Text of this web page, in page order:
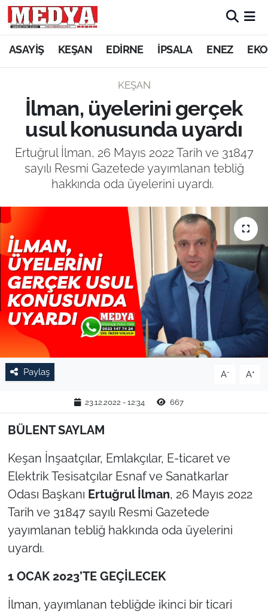
ASAYİŞ KEŞAN EDİRNE İPSALA ENEZ
KEŞAN
İlman, üyelerini gerçek
usul konusunda uyardı
Ertuğrul İlman, 26 Mayıs 2022 Tarih ve 31847
sayılı Resmi Gazetede yayımlanan tebliğ
hakkında oda üyelerini uyardı.
Paylaş A- A+
23.12.2022 - 12:34 667
BÜLENT SAYLAM
Keşan İnşaatçılar, Emlakçılar, E-ticaret ve
Elektrik Tesisatçılar Esnaf ve Sanatkarlar
Odası Başkanı Ertuğrul İlman, 26 Mayıs 2022
Tarih ve 31847 sayılı Resmi Gazetede
yayımlanan tebliğ hakkında oda üyelerini
uyardı.
1 OCAK 2023’TE GEÇİLECEK
İlman, yayımlanan tebliğde ikinci bir ticari
KEŞAN
ASAYİŞ
SİYASET
GÜNDEM
EĞİTİM
TARIM VE HAYVANCILIK
KÜLTÜR SANAT
RESMİ İLAN
SPOR
YAŞAM
TEKİRDAĞ
KIRKLARELİ
ÇANAKKALE